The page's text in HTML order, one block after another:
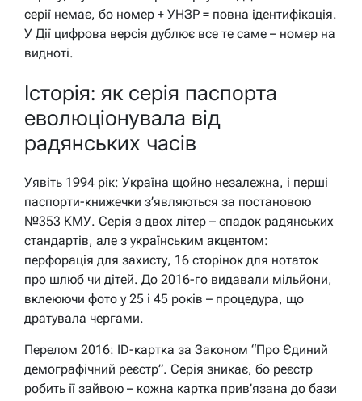
серії немає, бо номер + УНЗР = повна ідентифікація.
У Дії цифрова версія дублює все те саме – номер на
видноті.
Історія: як серія паспорта
еволюціонувала від
радянських часів
Уявіть 1994 рік: Україна щойно незалежна, і перші
паспорти-книжечки з’являються за постановою
№353 КМУ. Серія з двох літер – спадок радянських
стандартів, але з українським акцентом:
перфорація для захисту, 16 сторінок для нотаток
про шлюб чи дітей. До 2016-го видавали мільйони,
вклеюючи фото у 25 і 45 років – процедура, що
дратувала чергами.
Перелом 2016: ID-картка за Законом “Про Єдиний
демографічний реєстр”. Серія зникає, бо реєстр
робить її зайвою – кожна картка прив’язана до бази